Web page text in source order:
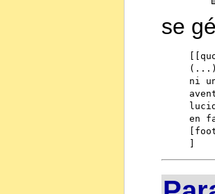
se
(...)
ni
en
]